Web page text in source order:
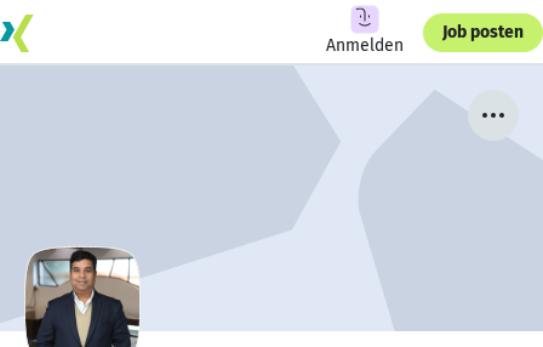
Anmelden
Job posten